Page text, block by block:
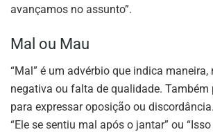
avançamos no assunto”.
Mal ou Mau
“Mal” é um advérbio que indica
negativa ou falta de qualidade. Também
para expressar oposição ou
“Ele se sentiu mal após o jantar” ou